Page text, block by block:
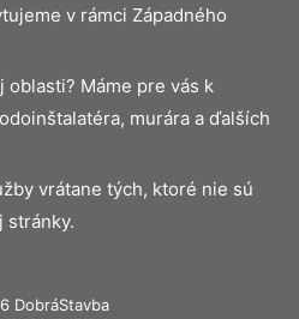
v rámci Západného
Máme pre vás k
murára a ďalších
vrátane tých, ktoré nie sú
stránky.
DobráStavba